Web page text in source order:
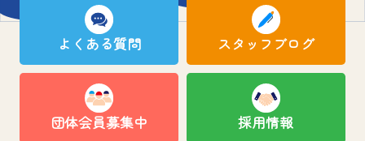
よくある質問 スタッフブログ
団体会員募集中 採用情報